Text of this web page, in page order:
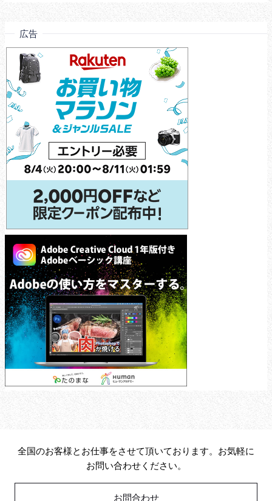
広告
全国のお客様とお仕事をさせて頂いております。お気軽に
お問い合わせください。
お問合わせ